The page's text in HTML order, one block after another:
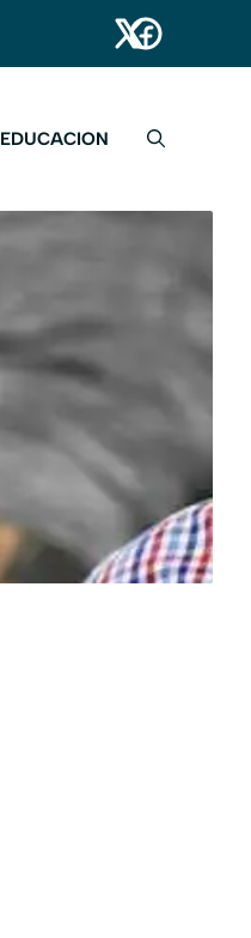
EDUCACION